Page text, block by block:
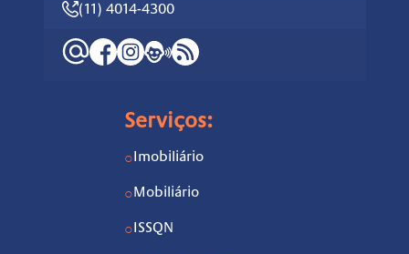
(11) 4014-4300
Serviços:
○ Imobiliário
○Mobiliário
○ ISSQN